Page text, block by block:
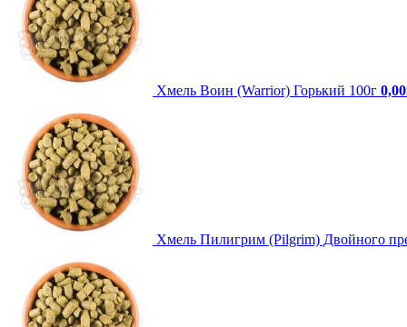
Хмель Воин (Warrior) Горький 100г
Хмель Пилигрим (Pilgrim) Двойного